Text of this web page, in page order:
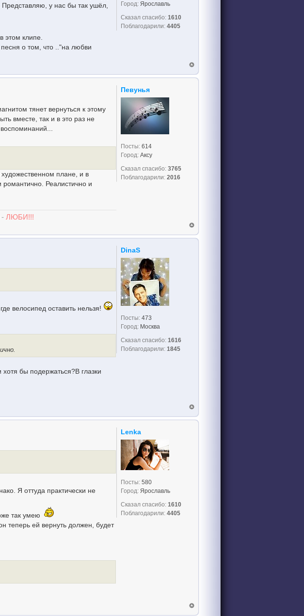
у нас бы так ушёл,
этом клипе.
о том, что .."на любви
Город: Ярославль
Сказал спасибо: 1610
Поблагодарили: 4405
тянет вернуться к этому
вместе, так и в это раз не
плане, и в
Реалистично и
- ЛЮБИ!!!
Певунья
Посты: 614
Город: Аксу
Сказал спасибо: 3765
Поблагодарили: 2016
велосипед оставить нельзя!
хотя бы подержаться?В глазки
DinaS
Посты: 473
Город: Москва
Сказал спасибо: 1616
Поблагодарили: 1845
Я оттуда практически не
так умею
теперь ей вернуть должен, будет
Lenka
Посты: 580
Город: Ярославль
Сказал спасибо: 1610
Поблагодарили: 4405